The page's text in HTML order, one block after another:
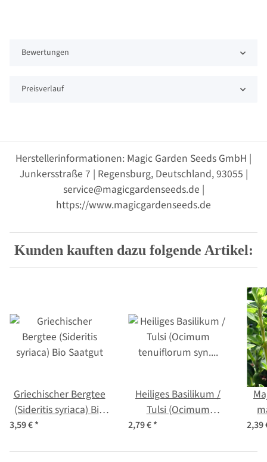
Bewertungen
Preisverlauf
Herstellerinformationen: Magic Garden Seeds GmbH |
Junkersstraße 7 | Regensburg, Deutschland, 93055 |
service@magicgardenseeds.de |
https://www.magicgardenseeds.de
Kunden kauften dazu folgende Artikel:
Griechischer Bergtee
(Sideritis syriaca) Bio
3,59 €*
Heiliges Basilikum /
Tulsi (Ocimum
tenuiflorum syn.
2,79 €* 2,39